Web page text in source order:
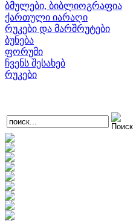
ბმულები, ბიბლიოგრაფია
ქართული იარაღი
რუკები და მარშრუტები
ბუნება
ფორუმი
ჩვენს შესახებ
რუკები